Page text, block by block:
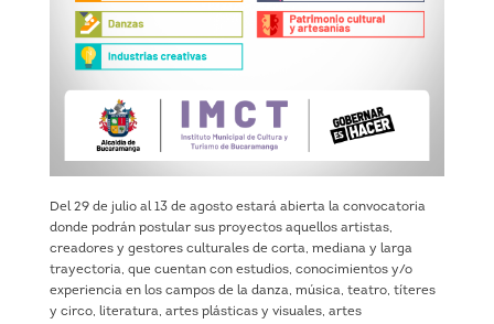
Del 29 de julio al 13 de agosto estará abierta la convocatoria
donde podrán postular sus proyectos aquellos artistas,
creadores y gestores culturales de corta, mediana y larga
trayectoria, que cuentan con estudios, conocimientos y/o
experiencia en los campos de la danza, música, teatro, títeres
y circo, literatura, artes plásticas y visuales, artes